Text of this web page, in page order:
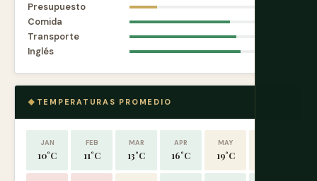
Presupuesto
Comida
Transporte
Inglés
TEMPERATURAS PROMEDIO
JAN
10°C
FEB
11°C
MAR
13°C
APR
16°C
MAY
19°C